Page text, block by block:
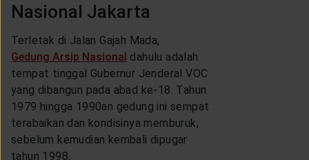
Nasional Jakarta
Terletak di Jalan Gajah Mada,
Gedung Arsip Nasional dahulu adalah
tempat tinggal Gubernur Jenderal VOC
yang dibangun pada abad ke-18. Tahun
1979 hingga 1990an gedung ini sempat
terabaikan dan kondisinya memburuk,
sebelum kemudian kembali dipugar
tahun 1998.